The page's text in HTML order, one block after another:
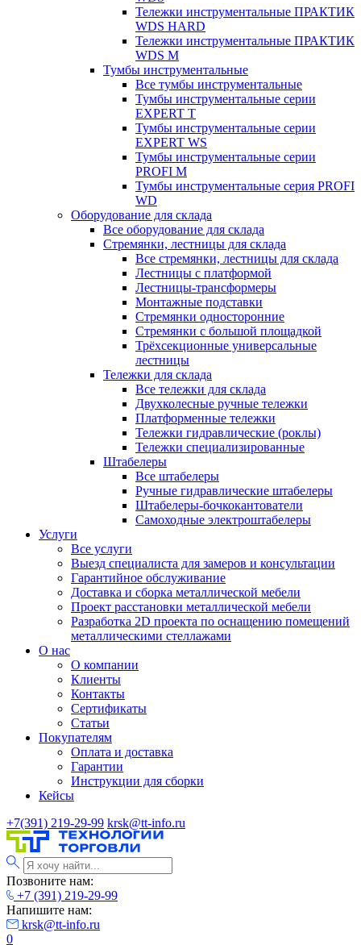
Тележки инструментальные ПРАКТИК
WDS HARD
Тележки инструментальные ПРАКТИК
WDS M
Тумбы инструментальные
Все тумбы инструментальные
Тумбы инструментальные серии
EXPERT T
Тумбы инструментальные серии
EXPERT WS
Тумбы инструментальные серии
PROFI M
Тумбы инструментальные серия PROFI
WD
Оборудование для склада
Все оборудование для склада
Стремянки, лестницы для склада
Все стремянки, лестницы для склада
Лестницы с платформой
Лестницы-трансформеры
Монтажные подставки
Стремянки односторонние
Стремянки с большой площадкой
Трёхсекционные универсальные
лестницы
Тележки для склада
Все тележки для склада
Двухколесные ручные тележки
Платформенные тележки
Тележки гидравлические (роклы)
Тележки специализированные
Штабелеры
Все штабелеры
Ручные гидравлические штабелеры
Штабелеры-бочкокантователи
Самоходные электроштабелеры
Услуги
Все услуги
Выезд специалиста для замеров и консультации
Гарантийное обслуживание
Доставка и сборка металлической мебели
Проект расстановки металлической мебели
Разработка 2D проекта по оснащению помещений
металлическими стеллажами
О нас
О компании
Клиенты
Контакты
Сертификаты
Статьи
Покупателям
Оплата и доставка
Гарантии
Инструкции для сборки
Кейсы
+7(391) 219-29-99 krsk@tt-info.ru
Позвоните нам:
+7 (391) 219-29-99
Напишите нам:
krsk@tt-info.ru
0